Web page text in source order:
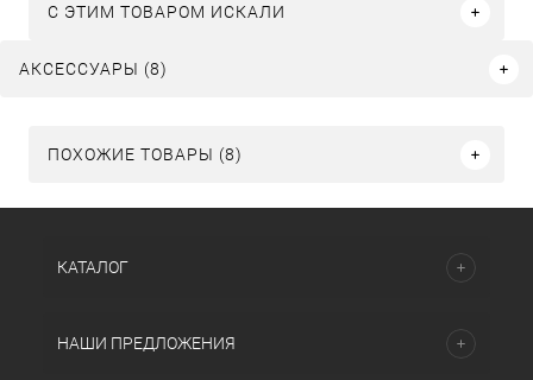
C ЭТИМ ТОВАРОМ ИСКАЛИ
АКСЕССУАРЫ (8)
ПОХОЖИЕ ТОВАРЫ (8)
КАТАЛОГ
НАШИ ПРЕДЛОЖЕНИЯ